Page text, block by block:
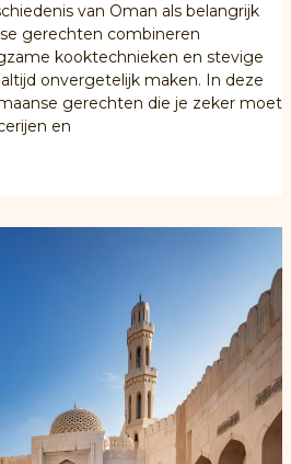
van Oman als belangrijk
gerechten combineren
kooktechnieken en stevige
onvergetelijk maken. In deze
gerechten die je zeker moet
en